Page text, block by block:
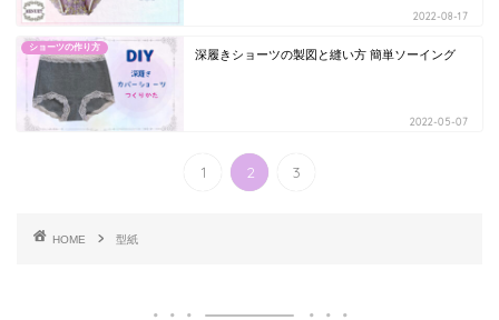
2022-08-17
ショーツの作り方
深履きショーツの製図と縫い方 簡単ソーイング
2022-05-07
1 2 3
HOME 型紙